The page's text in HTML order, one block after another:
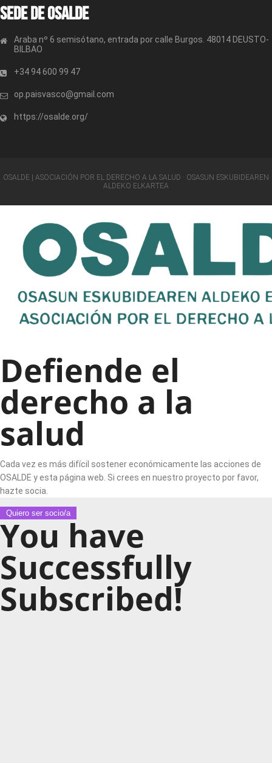
Sede de OSALDE
Araba nº 6 semisótano, entrada por calle Burgos. 48014 DEUSTO-
BILBAO
+34 94 600 99 47
op.paisvasco@gmail.com
https://osalde.org/
OSALDE | ASOCIACIÓN POR EL DERECHO A LA SALUD · OSASUN ESKUBIDEAREN
ALDEKO ELKARTEA
Defiende el
derecho a la
salud
Cada vez es más difícil sostener económicamente las acciones de
OSALDE y esta página web. Si crees en nuestro proyecto por favor,
hazte socia.
Quiero ser socio/a
You have
Successfully
Subscribed!